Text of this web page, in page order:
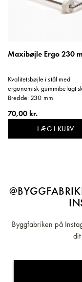
Maxibøjle Ergo 230
Kvalitetsbøjle i stål med
ergonomisk gummibelagt
Bredde: 230 mm.
70,00 kr.
LÆG I KURV
Byggfabriken på